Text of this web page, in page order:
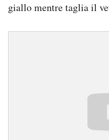
giallo mentre taglia il